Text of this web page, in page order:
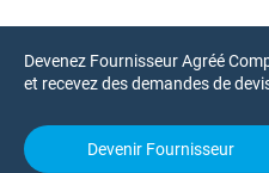
Devenez Fournisseur Agréé
et recevez des demandes de
Devenir Fournisseur